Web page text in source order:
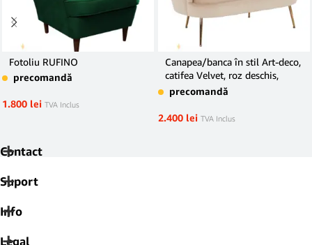
Fotoliu RUFINO
precomandă
1.800 lei TVA Inclus
Canapea/banca în stil Art-deco,
catifea Velvet, roz deschis,
NOBLIN
precomandă
2.400 lei TVA Inclus
Contact
Suport
Info
Legal